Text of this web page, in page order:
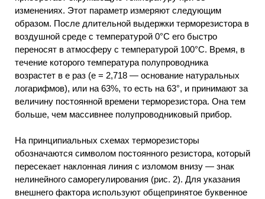
изменениях. Этот параметр измеряют следующим
образом. После длительной выдержки терморезистора в
воздушной среде с температурой 0°С его быстро
переносят в атмосферу с температурой 100°С. Время, в
течение которого температура полупроводника
возрастет в е раз (е = 2,718 — основание натуральных
логарифмов), или на 63%, то есть на 63°, и принимают за
величину постоянной времени терморезистора. Она тем
больше, чем массивнее полупроводниковый прибор.
На принципиальных схемах терморезисторы
обозначаются символом постоянного резистора, который
пересекает наклонная линия с изломом внизу — знак
нелинейного саморегулирования (рис. 2). Для указания
внешнего фактора используют общепринятое буквенное